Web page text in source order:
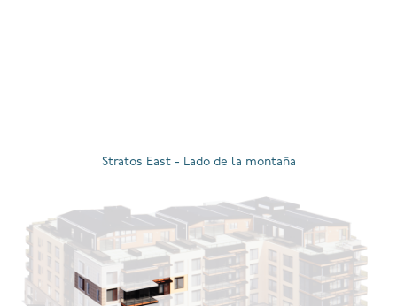
Stratos East - Lado de la montaña